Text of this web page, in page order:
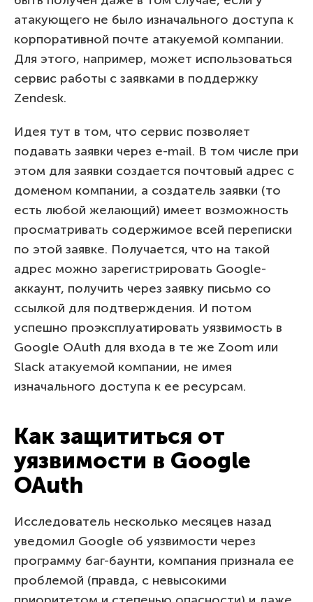
атакующего не было изначального доступа к
корпоративной почте атакуемой компании.
Для этого, например, может использоваться
сервис работы с заявками в поддержку
Zendesk.
Идея тут в том, что сервис позволяет
подавать заявки через e-mail. В том числе при
этом для заявки создается почтовый адрес с
доменом компании, а создатель заявки (то
есть любой желающий) имеет возможность
просматривать содержимое всей переписки
по этой заявке. Получается, что на такой
адрес можно зарегистрировать Google-
аккаунт, получить через заявку письмо со
ссылкой для подтверждения. И потом
успешно проэксплуатировать уязвимость в
Google OAuth для входа в те же Zoom или
Slack атакуемой компании, не имея
изначального доступа к ее ресурсам.
Как защититься от
уязвимости в Google
OAuth
Исследователь несколько месяцев назад
уведомил Google об уязвимости через
программу баг-баунти, компания признала ее
проблемой (правда, с невысокими